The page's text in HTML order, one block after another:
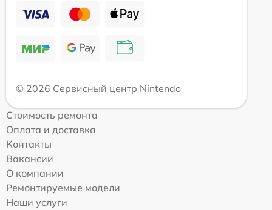
© 2026 Сервисный центр Nintendo
Стоимость ремонта
Оплата и доставка
Контакты
Вакансии
О компании
Ремонтируемые модели
Наши услуги